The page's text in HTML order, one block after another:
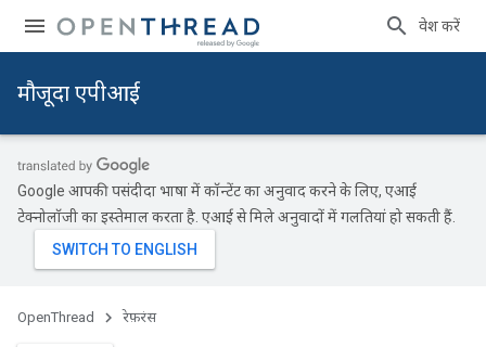
प्रवेश करें
मौजूदा एपीआई
Google आपकी पसंदीदा भाषा में कॉन्टेंट का अनुवाद करने के लिए, एआई
टेक्नोलॉजी का इस्तेमाल करता है. एआई से मिले अनुवादों में गलतियां हो सकती हैं.
OpenThread रेफ़रंस